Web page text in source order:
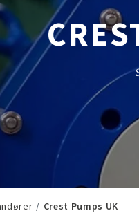
Crest Pumps UK